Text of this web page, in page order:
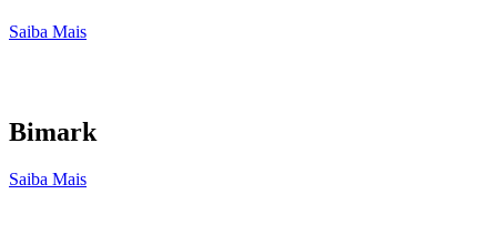
Saiba Mais
Bimark
Saiba Mais